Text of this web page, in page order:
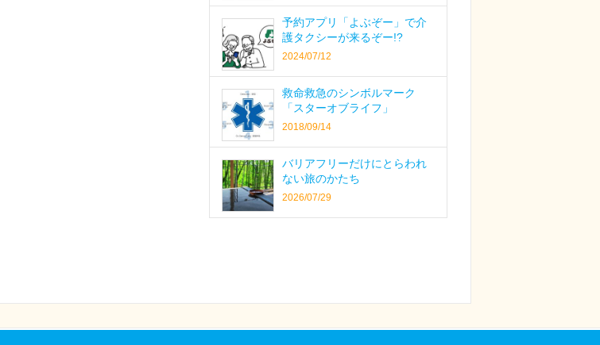
予約アプリ「よぶぞー」で介
護タクシーが来るぞー!?
2024/07/12
救命救急のシンボルマーク
「スターオブライフ」
2018/09/14
バリアフリーだけにとらわれ
ない旅のかたち
2026/07/29